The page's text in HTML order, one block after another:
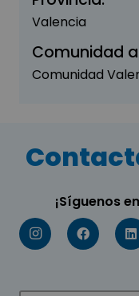
Valencia
Comunidad
Comunidad
¡Síguenos